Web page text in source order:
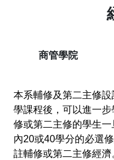
商管學院
本系輔修及第二主修
學課程後，可以進一
修或第二主修的學生
內20或40學分的必選
註輔修或第二主修經濟